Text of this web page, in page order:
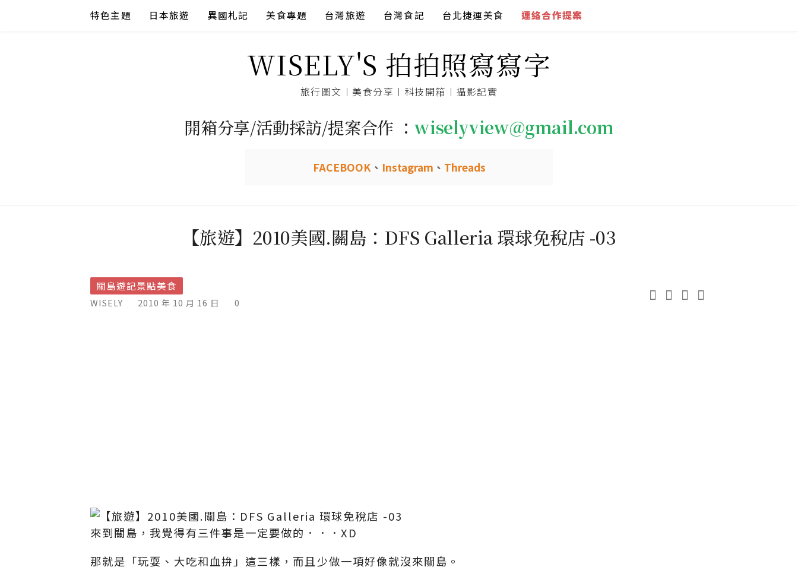
特色主題 日本旅遊 異國札記 美食專題 台灣旅遊 台灣食記 台北捷運美食 連絡合作提案
WISELY'S 拍拍照寫寫字
旅行圖文︱美食分享︱科技開箱︱攝影記實
開箱分享/活動採訪/提案合作 ： wiselyview@gmail.com
FACEBOOK、 Instagram 、 Threads
【旅遊】2010美國.關島：DFS Galleria 環球免稅店 -03
關島遊記景點美食
WISELY 2010 年 10 月 16 日 0
來到關島，我覺得有三件事是一定要做的．．．XD
那就是「玩耍、大吃和血拚」這三樣，而且少做一項好像就沒來關島。